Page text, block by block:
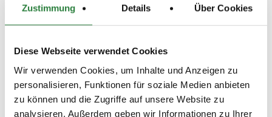
Zustimmung Details Über Cookies
Diese Webseite verwendet Cookies
Wir verwenden Cookies, um Inhalte und Anzeigen zu
personalisieren, Funktionen für soziale Medien anbieten
zu können und die Zugriffe auf unsere Website zu
analysieren. Außerdem geben wir Informationen zu Ihrer
3 4 5 LP
03.07.2022
7. Springprüfung Kl. A** SPR
Preisgeld
150,00 €
LKL/Art
4 5 6 LP